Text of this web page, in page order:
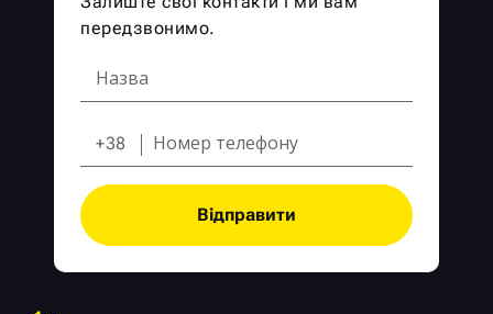
передзвонимо.
+38
Відправити